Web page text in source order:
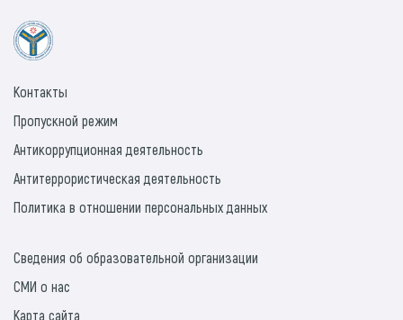
Контакты
Пропускной режим
Антикоррупционная деятельность
Антитеррористическая деятельность
Политика в отношении персональных данных
Сведения об образовательной организации
СМИ о нас
Карта сайта